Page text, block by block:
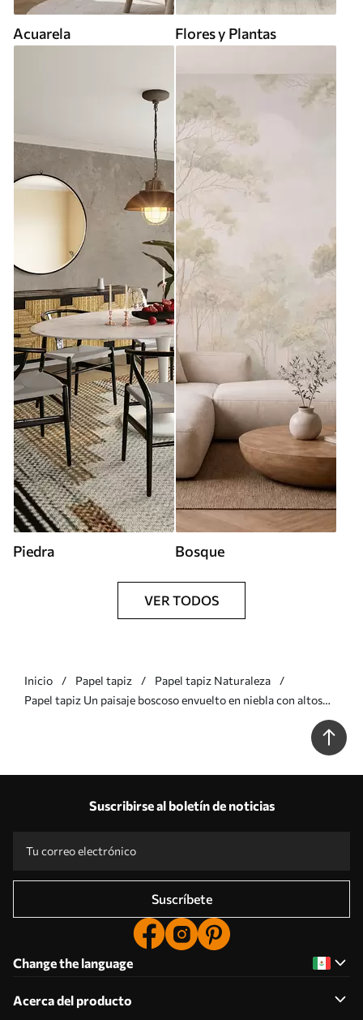
Acuarela Flores y Plantas
Piedra Bosque
VER TODOS
Inicio Papel tapiz
Papel tapiz Naturaleza
Papel tapiz Un paisaje boscoso envuelto en niebla con altos
eucaliptos, colinas onduladas bajo un cielo nublado; obra de
Suscribirse al boletín de noticias
Suscríbete
Change the language
Acerca del producto